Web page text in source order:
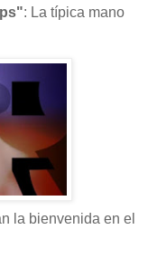
: La típica mano
la bienvenida en el